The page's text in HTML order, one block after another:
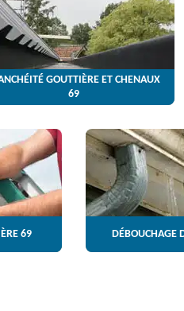
GOUTTIÈRE ET CHENAUX
69
69 DÉBOUCHAGE